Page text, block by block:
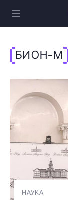
БИОН-М
НАУКА